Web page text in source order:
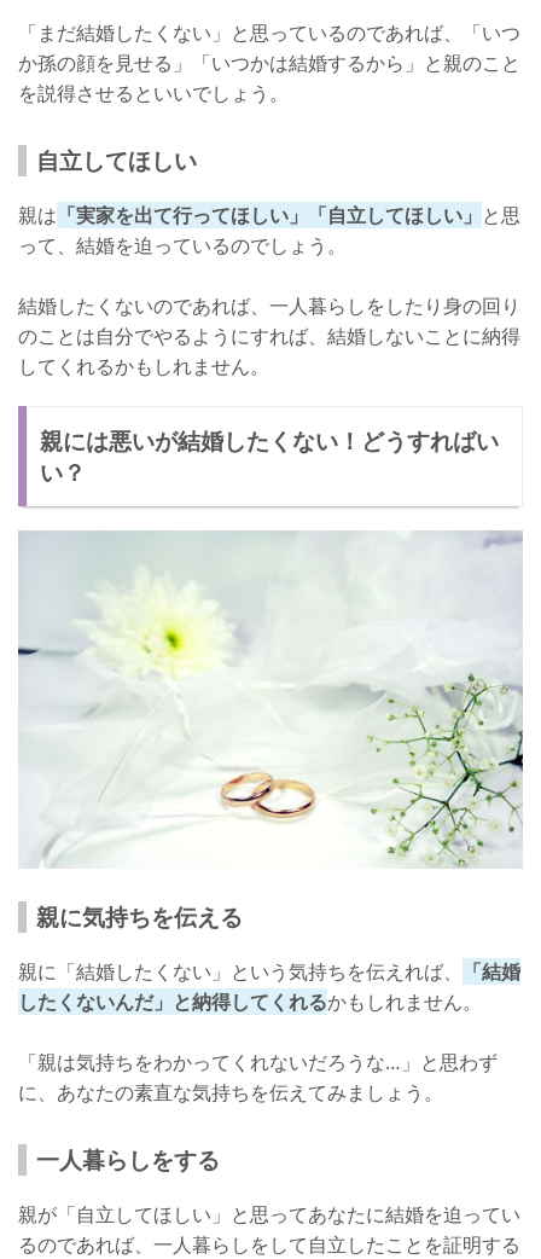
「まだ結婚したくない」と思っているのであれば、「いつ
か孫の顔を見せる」「いつかは結婚するから」と親のこと
を説得させるといいでしょう。
自立してほしい
親は 「実家を出て行ってほしい」「自立してほしい」 と思
って、結婚を迫っているのでしょう。
結婚したくないのであれば、一人暮らしをしたり身の回り
のことは自分でやるようにすれば、結婚しないことに納得
してくれるかもしれません。
親には悪いが結婚したくない！どうすればい
い？
親に気持ちを伝える
親に「結婚したくない」という気持ちを伝えれば、
「結婚
したくないんだ」と納得してくれるかもしれません。
「親は気持ちをわかってくれないだろうな…」と思わず
に、あなたの素直な気持ちを伝えてみましょう。
一人暮らしをする
親が「自立してほしい」と思ってあなたに結婚を迫ってい
るのであれば、一人暮らしをして自立したことを証明する